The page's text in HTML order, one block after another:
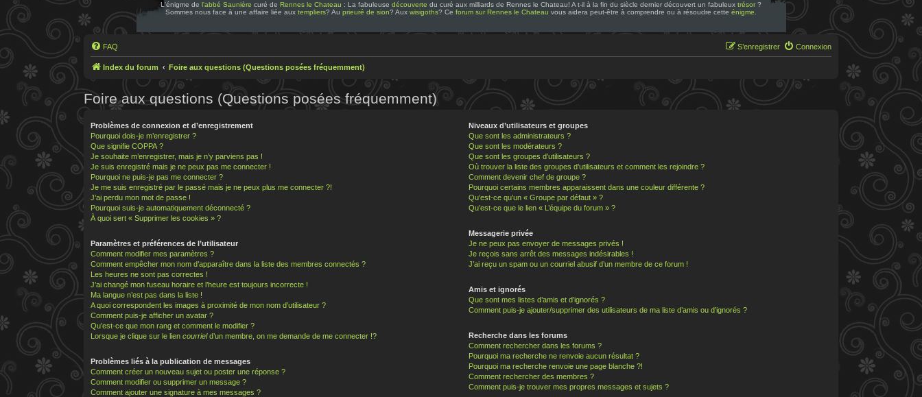
L'énigme de l'abbé Saunière curé de Rennes le Chateau : La fabuleuse découverte du curé aux milliards de Rennes le Chateau! A t-il à la fin du siècle dernier découvert un fabuleux trésor ?
Sommes nous face à une affaire liée aux templiers? Au prieuré de sion? Aux wisigoths? Ce forum sur Rennes le Chateau vous aidera peut-être à comprendre ou à résoudre cette énigme
FAQ Connexion
S’enregistrer
Index du forum Foire aux questions (Questions posées fréquemment)
Foire aux questions (Questions posées fréquemment)
Problèmes de connexion et d’enregistrement
Pourquoi dois-je m’enregistrer ?
Que signifie COPPA ?
Je souhaite m’enregistrer, mais je n’y parviens pas !
Je suis enregistré mais je ne peux pas me connecter !
Pourquoi ne puis-je pas me connecter ?
Je me suis enregistré par le passé mais je ne peux plus me connecter ?!
J’ai perdu mon mot de passe !
Pourquoi suis-je automatiquement déconnecté ?
À quoi sert « Supprimer les cookies » ?
Paramètres et préférences de l’utilisateur
Comment modifier mes paramètres ?
Comment empêcher mon nom d’apparaître dans la liste des membres connectés ?
Les heures ne sont pas correctes !
J’ai changé mon fuseau horaire et l’heure est toujours incorrecte !
Ma langue n’est pas dans la liste !
A quoi correspondent les images à proximité de mon nom d’utilisateur ?
Comment puis-je afficher un avatar ?
Qu’est-ce que mon rang et comment le modifier ?
Lorsque je clique sur le lien courrield’un membre, on me demande de me connecter !?
Problèmes liés à la publication de messages
Comment créer un nouveau sujet ou poster une réponse ?
Comment modifier ou supprimer un message ?
Comment ajouter une signature à mes messages ?
Niveaux d’utilisateurs et groupes
Que sont les administrateurs ?
Que sont les modérateurs ?
Que sont les groupes d’utilisateurs ?
Où trouver la liste des groupes d’utilisateurs et comment les rejoindre ?
Comment devenir chef de groupe ?
Pourquoi certains membres apparaissent dans une couleur différente ?
Qu’est-ce qu’un « Groupe par défaut » ?
Qu’est-ce que le lien « L’équipe du forum » ?
Messagerie privée
Je ne peux pas envoyer de messages privés !
Je reçois sans arrêt des messages indésirables !
J’ai reçu un spam ou un courriel abusif d’un membre de ce forum !
Amis et ignorés
Que sont mes listes d’amis et d’ignorés ?
Comment puis-je ajouter/supprimer des utilisateurs de ma liste d’amis ou d’ignorés ?
Recherche dans les forums
Comment rechercher dans les forums ?
Pourquoi ma recherche ne renvoie aucun résultat ?
Pourquoi ma recherche renvoie une page blanche ?!
Comment rechercher des membres ?
Comment puis-je trouver mes propres messages et sujets ?